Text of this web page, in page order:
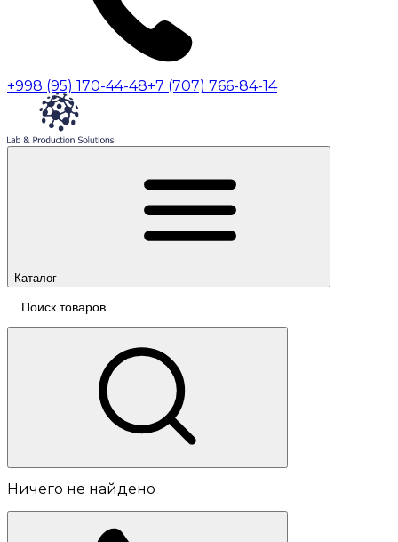
+998 (95) 170-44-48+7 (707) 766-84-14
Каталог
Ничего не найдено